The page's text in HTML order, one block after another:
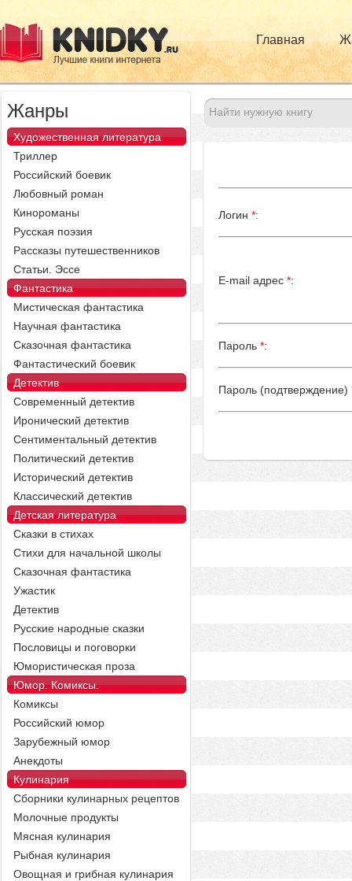
Главная
Логин *:
E-mail адрес *:
Пароль *:
Пароль (подтверждение)
Жанры
Художественная литература
Триллер
Российский боевик
Любовный роман
Кинороманы
Русская поэзия
Рассказы путешественников
Статьи. Эссе
Фантастика
Мистическая фантастика
Научная фантастика
Сказочная фантастика
Фантастический боевик
Детектив
Современный детектив
Иронический детектив
Сентиментальный детектив
Политический детектив
Исторический детектив
Классический детектив
Детская литература
Сказки в стихах
Стихи для начальной школы
Сказочная фантастика
Ужастик
Детектив
Русские народные сказки
Пословицы и поговорки
Юмористическая проза
Юмор. Комиксы.
Комиксы
Российский юмор
Зарубежный юмор
Анекдоты
Кулинария
Сборники кулинарных рецептов
Молочные продукты
Мясная кулинария
Рыбная кулинария
Овощная и грибная кулинария